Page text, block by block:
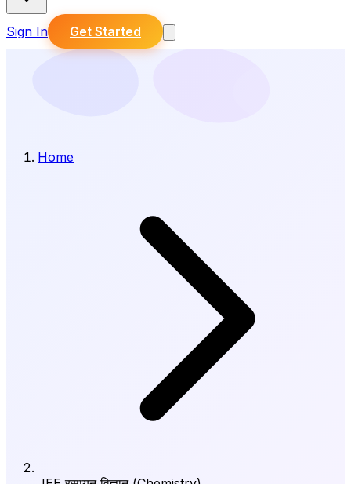
Sign In Get Started
Home